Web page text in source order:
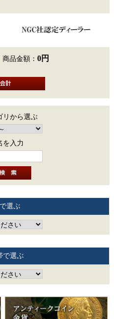
商品金額： 0円
リから選ぶ
を入力
選ぶ
で選ぶ